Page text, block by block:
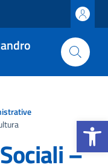
–
Apri la